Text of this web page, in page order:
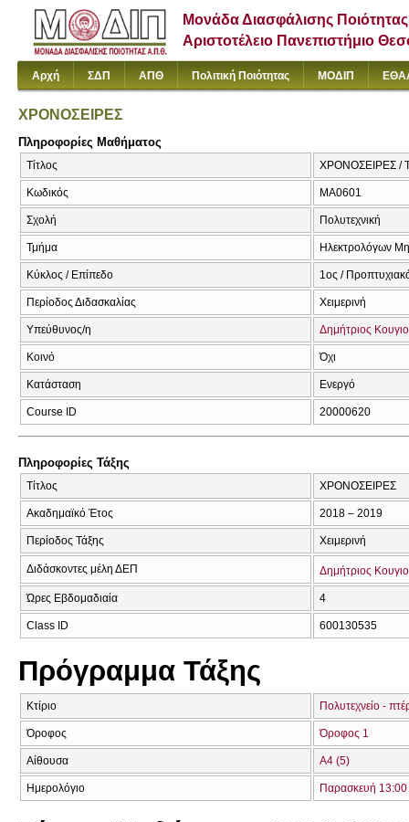
Μονάδα Διασφάλισης Ποιότητας
Αριστοτέλειο Πανεπιστήμιο
Αρχή ΣΔΠ ΑΠΘ Πολιτική Ποιότητας ΜΟΔΙΠ
ΧΡΟΝΟΣΕΙΡΕΣ
Πληροφορίες Μαθήματος
Τίτλος ΧΡΟΝΟΣΕΙΡΕΣ /
Κωδικός ΜΑ0601
Σχολή Πολυτεχνική
Τμήμα Ηλεκτρολόγων
Κύκλος / Επίπεδο 1ος /
Περίοδος Διδασκαλίας Χειμερινή
Υπεύθυνος/η Δημήτριος
Κοινό Όχι
Κατάσταση Ενεργό
Course ID 20000620
Πληροφορίες Τάξης
Τίτλος ΧΡΟΝΟΣΕΙΡΕΣ
Ακαδημαϊκό Έτος 2018 – 2019
Περίοδος Τάξης Χειμερινή
Διδάσκοντες μέλη ΔΕΠ Δημήτριος
Ώρες Εβδομαδιαία 4
Class ID 600130535
Πρόγραμμα Τάξης
Κτίριο Πολυτεχνείο -
Όροφος Όροφος 1
Αίθουσα Α4 (5)
Ημερολόγιο Παρασκευή